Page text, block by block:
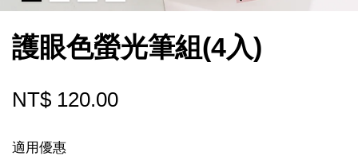
護眼色螢光筆組(4入)
NT$ 120.00
適用優惠